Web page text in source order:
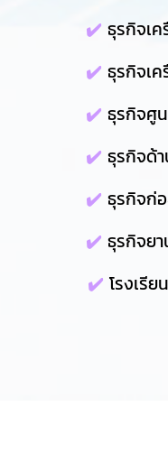
✔️ ธุรกิจเ
✔️ ธุรกิจเ
✔️ ธุรกิจศู
✔️ ธุรกิจด้
✔️ ธุรกิจก่
✔️ ธุรกิจย
✔️ โรงเรี